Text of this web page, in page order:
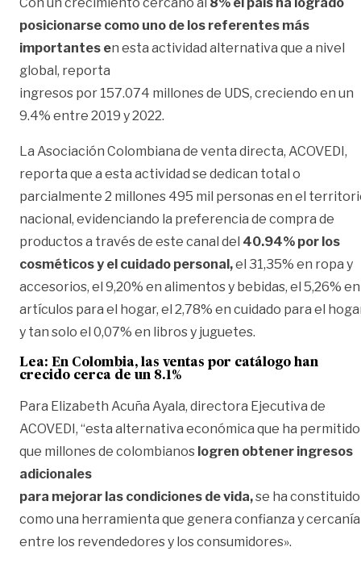
posicionarse como uno de los referentes más
importantes en esta actividad alternativa que a nivel
global, reporta
ingresos por 157.074 millones de UDS, creciendo en un
9.4% entre 2019 y 2022.
La Asociación Colombiana de venta directa, ACOVEDI,
reporta que a esta actividad se dedican total o
parcialmente 2 millones 495 mil personas en el
nacional, evidenciando la preferencia de compra de
productos a través de este canal del 40.94% por los
cosméticos y el cuidado personal,el 31,35% en ropa y
accesorios, el 9,20% en alimentos y bebidas, el 5,26% en
artículos para el hogar, el 2,78% en cuidado para el
y tan solo el 0,07% en libros y juguetes.
Lea: En Colombia, las ventas por catálogo han
crecido cerca de un 8.1%
Para Elizabeth Acuña Ayala, directora Ejecutiva de
ACOVEDI, “esta alternativa económica que ha permitido
que millones de colombianos logren obtener ingresos
adicionales
para mejorar las condiciones de vida,se ha constituido
como una herramienta que genera confianza y cercanía
entre los revendedores y los consumidores».